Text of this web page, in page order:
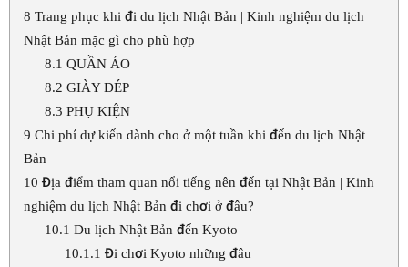
8 Trang phục khi đi du lịch Nhật Bản | Kinh nghiệm du lịch
Nhật Bản mặc gì cho phù hợp
8.1 QUẦN ÁO
8.2 GIÀY DÉP
8.3 PHỤ KIỆN
9 Chi phí dự kiến dành cho ở một tuần khi đến du lịch Nhật
Bản
10 Địa điểm tham quan nổi tiếng nên đến tại Nhật Bản | Kinh
nghiệm du lịch Nhật Bản đi chơi ở đâu?
10.1 Du lịch Nhật Bản đến Kyoto
10.1.1 Đi chơi Kyoto những đâu